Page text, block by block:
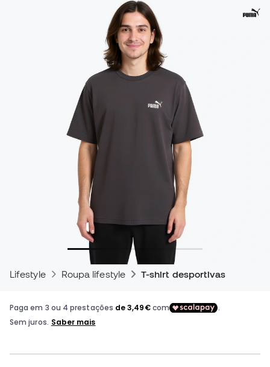
Lifestyle Roupa lifestyle T-shirt desportivas